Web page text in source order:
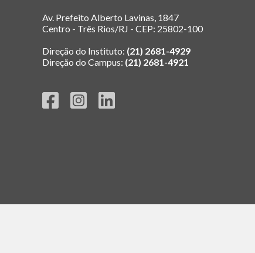
Av. Prefeito Alberto Lavinas, 1847
Centro - Três Rios/RJ - CEP: 25802-100
Direção do Instituto: (21) 2681-4929
Direção do Campus: (21) 2681-4921